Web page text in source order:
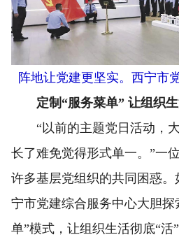
阵地让党建更坚实。西宁市
定制“服务菜单” 让组织
“以前的主题党日活动，大
长了难免觉得形式单一。”一
许多基层党组织的共同困惑
宁市党建综合服务中心大胆探
单”模式，让组织生活彻底“活”